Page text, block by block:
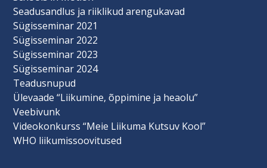
Seadusandlus ja riiklikud arengukavad
Sügisseminar 2021
Sügisseminar 2022
Sügisseminar 2023
Sügisseminar 2024
Teadusnupud
Ülevaade “Liikumine, õppimine ja heaolu”
Veebivunk
Videokonkurss “Meie Liikuma Kutsuv Kool”
WHO liikumissoovitused